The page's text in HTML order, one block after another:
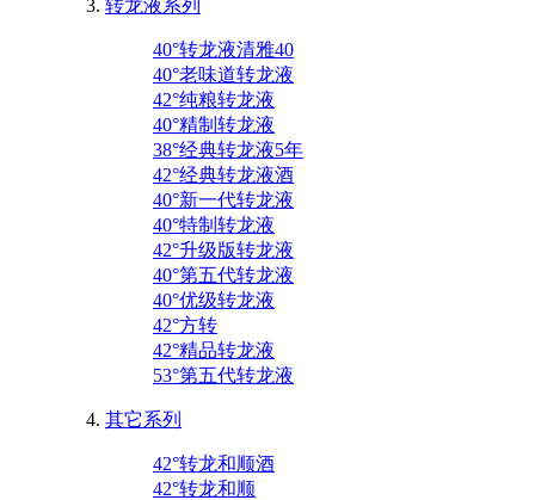
转龙液系列
40°转龙液清雅40
40°老味道转龙液
42°纯粮转龙液
40°精制转龙液
38°经典转龙液5年
42°经典转龙液酒
40°新一代转龙液
40°特制转龙液
42°升级版转龙液
40°第五代转龙液
40°优级转龙液
42°方转
42°精品转龙液
53°第五代转龙液
其它系列
42°转龙和顺酒
42°转龙和顺